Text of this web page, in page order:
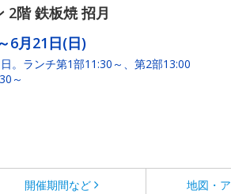
2階 鉄板焼 招月
6月21日(日)
。ランチ第1部11:30～、第2部13:00
～
開催期間など 地図・